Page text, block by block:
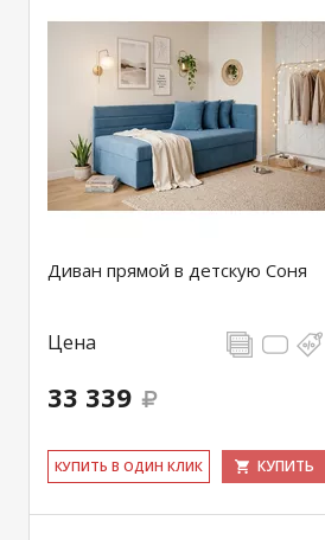
Диван прямой в детскую Соня
Цена
33 339
КУ­ПИТЬ В ОДИН КЛИК КУПИТЬ